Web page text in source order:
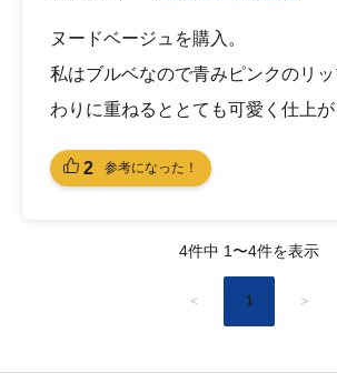
ヌードベージュを購入。
私はブルベなので青みピンクのリ
わりに重ねるととても可愛く仕上が
2 参考になった！
4件中 1〜4件を表示
＜ 1 ＞